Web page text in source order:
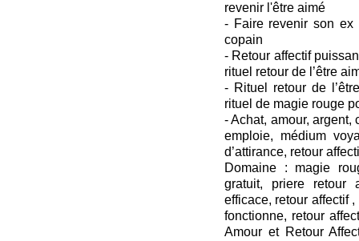
revenir l'être aimé
- Faire revenir son ex
copain
- Retour affectif
rituel retour de l’être
- Rituel retour de
rituel de magie rouge
- Achat, amour,
emploie, médium
d’attirance, retour
Domaine : magie
gratuit, priere retour
efficace, retour affectif
fonctionne, retour
Amour et Retour